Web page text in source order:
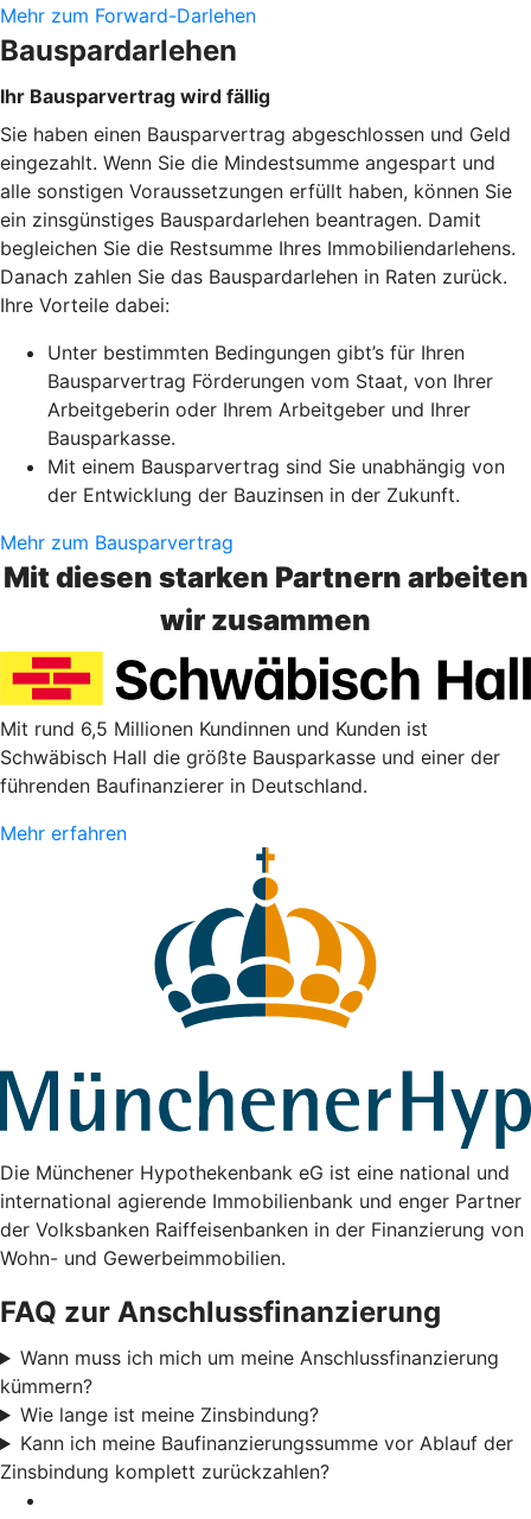
Mehr zum Forward-Darlehen
Bauspardarlehen
Ihr Bausparvertrag wird fällig
Sie haben einen Bausparvertrag abgeschlossen und Geld
eingezahlt. Wenn Sie die Mindestsumme angespart und
alle sonstigen Voraussetzungen erfüllt haben, können Sie
ein zinsgünstiges Bauspardarlehen beantragen. Damit
begleichen Sie die Restsumme Ihres Immobiliendarlehens.
Danach zahlen Sie das Bauspardarlehen in Raten zurück.
Ihre Vorteile dabei:
Unter bestimmten Bedingungen gibt’s für Ihren
Bausparvertrag Förderungen vom Staat, von Ihrer
Arbeitgeberin oder Ihrem Arbeitgeber und Ihrer
Bausparkasse.
Mit einem Bausparvertrag sind Sie unabhängig von
der Entwicklung der Bauzinsen in der Zukunft.
Mehr zum Bausparvertrag
Mit diesen starken Partnern arbeiten
wir zusammen
Mit rund 6,5 Millionen Kundinnen und Kunden ist
Schwäbisch Hall die größte Bausparkasse und einer der
führenden Baufinanzierer in Deutschland.
Mehr erfahren
Die Münchener Hypothekenbank eG ist eine national und
international agierende Immobilienbank und enger Partner
der Volksbanken Raiffeisenbanken in der Finanzierung von
Wohn- und Gewerbeimmobilien.
FAQ zur Anschlussfinanzierung
Wann muss ich mich um meine Anschlussfinanzierung
kümmern?
Wie lange ist meine Zinsbindung?
Kann ich meine Baufinanzierungssumme vor Ablauf der
Zinsbindung komplett zurückzahlen?